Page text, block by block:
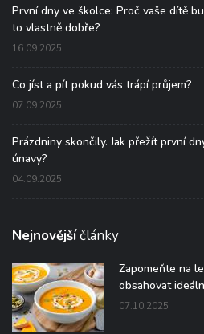
První dny ve školce: Proč vaše dítě
to vlastně dobře?
16.09.2025
Co jíst a pít pokud vás trápí průjem?
07.09.2025
Prázdniny skončily. Jak přežít první
únavy?
04.09.2025
Nejnovějšíčlánky
Zapomeňte na
obsahovat
07.10.2025